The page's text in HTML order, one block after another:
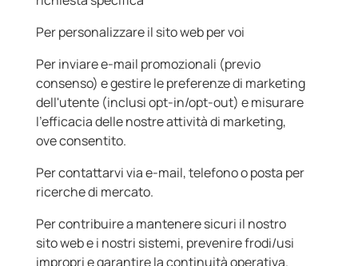
Per personalizzare il sito web per voi
Per inviare e-mail promozionali (previo
consenso) e gestire le preferenze di marketing
dell'utente (inclusi opt-in/opt-out) e misurare
l'efficacia delle nostre attività di marketing,
ove consentito.
Per contattarvi via e-mail, telefono o posta per
ricerche di mercato.
Per contribuire a mantenere sicuri il nostro
sito web e i nostri sistemi, prevenire frodi/usi
impropri e garantire la continuità operativa.